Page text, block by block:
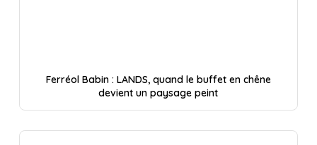
Ferréol Babin : LANDS, quand le buffet en chêne
devient un paysage peint